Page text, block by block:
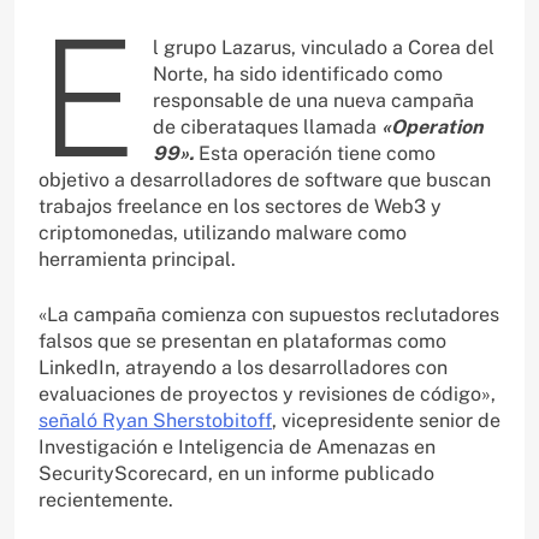
E
l grupo Lazarus, vinculado a Corea del
Norte, ha sido identificado como
responsable de una nueva campaña
de ciberataques llamada «Operation
99». Esta operación tiene como
objetivo a desarrolladores de software que buscan
trabajos freelance en los sectores de Web3 y
criptomonedas, utilizando malware como
herramienta principal.
«La campaña comienza con supuestos reclutadores
falsos que se presentan en plataformas como
LinkedIn, atrayendo a los desarrolladores con
evaluaciones de proyectos y revisiones de código»,
señaló Ryan Sherstobitoff, vicepresidente senior de
Investigación e Inteligencia de Amenazas en
SecurityScorecard, en un informe publicado
recientemente.